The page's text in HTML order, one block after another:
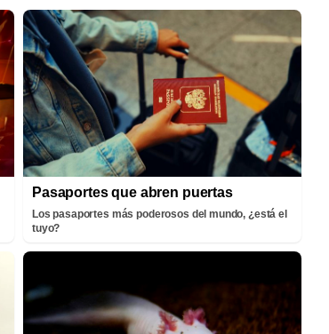
Pasaportes que abren puertas
Los pasaportes más poderosos del mundo, ¿está el
tuyo?